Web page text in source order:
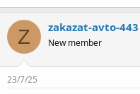
Z zakazat-avto-443
New member
23/7/25